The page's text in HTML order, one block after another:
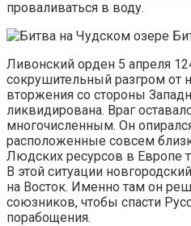
проваливаться в воду.
Ливонский орден 5 апреля
сокрушительный разгром от
вторжения со стороны
ликвидирована. Враг
многочисленным. Он
расположенные совсем
Людских ресурсов в Европе
В этой ситуации
на Восток. Именно там он
союзников, чтобы спасти
порабощения.